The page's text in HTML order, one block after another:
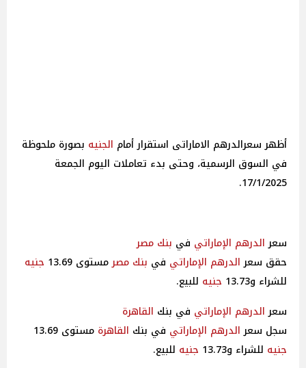
أظهر سعرالدرهم الاماراتى استقرار أمام الجنيه بصورة ملحوظة
في السوق الرسمية، وحتى بدء تعاملات اليوم الجمعة
17/1/2025.
سعرالدرهم الإماراتي في بنك مصر
حقق سعرالدرهم الإماراتي في بنك مصرمستوى 13.69
جنيه
للشراء و13.73
جنيه للبيع.
سعرالدرهم الإماراتي في بنك القاهرة
سجل سعرالدرهم الإماراتي في بنك القاهرة مستوى 13.69
جنيه للشراء و13.73 جنيه للبيع.